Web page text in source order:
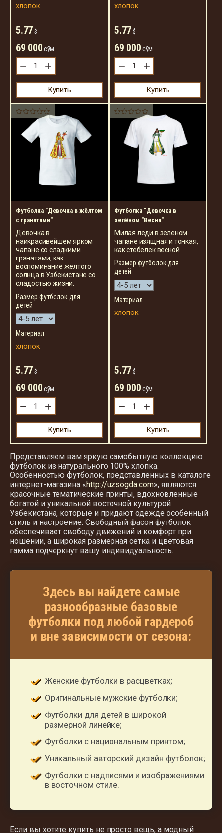
хлопок
5.77 $
69 000сўм
− +
Купить
хлопок
5.77 $
69 000сўм
− +
Купить
Футболка "Девочка в жёлтом
с гранатами"
Девочка в
наикрасивейшем ярком
чапане со сладкими
гранатами, как
воспоминание желтого
солнца в Узбекистане со
сладостью жизни.
Размер футболок для
детей
Материал
хлопок
5.77 $
69 000сўм
− +
Купить
Футболка "Девочка в
зелёном "Весна"
Милая леди в зеленом
чапане изящная и тонкая,
как стебелек весной.
Размер футболок для
детей
Материал
хлопок
5.77 $
69 000сўм
− +
Купить
Представляем вам яркую самобытную коллекцию
футболок из натурального 100% хлопка.
Особенностью футболок, представленных в каталоге
интернет-магазина «http://uzsogda.com», являются
красочные тематические принты, вдохновленные
богатой и уникальной восточной культурой
Узбекистана, которые и придают одежде особенный
стиль и настроение. Свободный фасон футболок
обеспечивает свободу движений и комфорт при
ношении, а широкая размерная сетка и цветовая
гамма подчеркнут вашу индивидуальность.
Здесь вы найдете самые
разнообразные базовые
футболки под любой гардероб
и вне зависимости от сезона:
Женские футболки в расцветках;
Оригинальные мужские футболки;
Футболки для детей в широкой
размерной линейке;
Футболки с национальным принтом;
Уникальный авторский дизайн футболок;
Футболки с надписями и изображениями
в восточном стиле.
Если вы хотите купить не просто вещь, а модный